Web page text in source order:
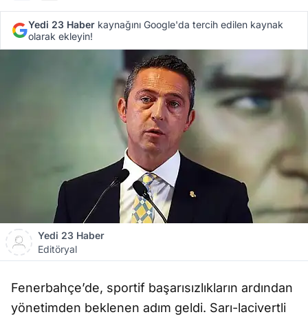
Yedi 23 Haber kaynağını Google'da tercih edilen kaynak
olarak ekleyin!
Yedi 23 Haber
Editöryal
Fenerbahçe’de, sportif başarısızlıkların ardından
yönetimden beklenen adım geldi. Sarı-lacivertli